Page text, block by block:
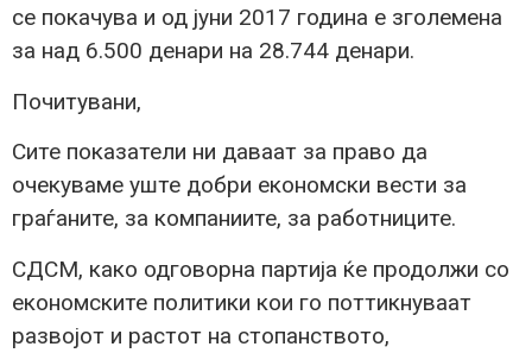
се покачува и од јуни 2017 година е зголемена
за над 6.500 денари на 28.744 денари.
Почитувани,
Сите показатели ни даваат за право да
очекуваме уште добри економски вести за
граѓаните, за компаниите, за работниците.
СДСМ, како одговорна партија ќе продолжи со
економските политики кои го поттикнуваат
развојот и растот на стопанството,